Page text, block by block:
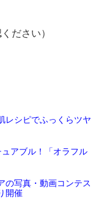
ださい）
レシピでふっくらツヤ
アブル！「オラフル
の写真・動画コンテス
開催